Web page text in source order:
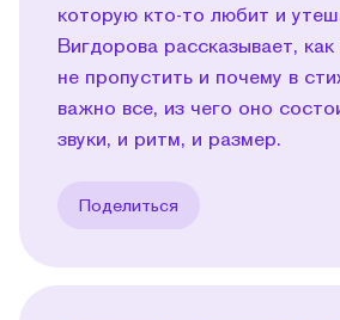
которую кто-то любит и
Вигдорова рассказывает,
не пропустить и почему в
важно все, из чего оно
звуки, и ритм, и размер.
Поделиться